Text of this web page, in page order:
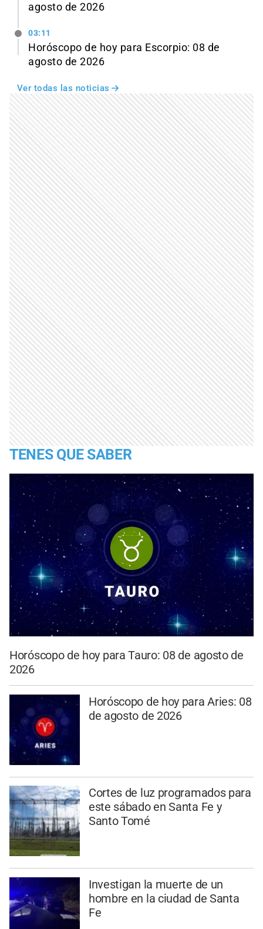
agosto de 2026
03:11
Horóscopo de hoy para Escorpio: 08 de
agosto de 2026
Ver todas las noticias
TENES QUE SABER
Horóscopo de hoy para Tauro: 08 de agosto de
2026
Horóscopo de hoy para Aries: 08
de agosto de 2026
Cortes de luz programados para
este sábado en Santa Fe y
Santo Tomé
Investigan la muerte de un
hombre en la ciudad de Santa
Fe